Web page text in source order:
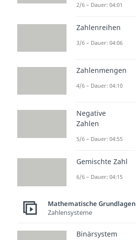
2/6 – Dauer: 04:01
Zahlenreihen
3/6 – Dauer: 04:06
Zahlenmengen
4/6 – Dauer: 04:10
Negative
Zahlen
5/6 – Dauer: 04:55
Gemischte Zahl
6/6 – Dauer: 04:15
Mathematische Grundlagen
Zahlensysteme
Binärsystem